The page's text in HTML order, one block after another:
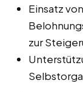
Einsatz
zur